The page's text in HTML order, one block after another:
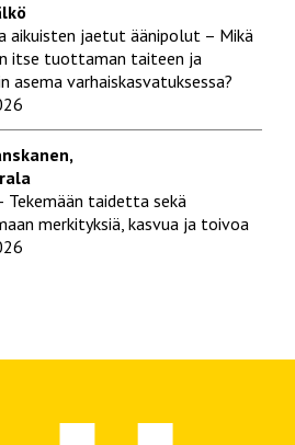
aikuisten jaetut äänipolut – Mikä
itse tuottaman taiteen ja
asema varhaiskasvatuksessa?
Tekemään taidetta sekä
merkityksiä, kasvua ja toivoa